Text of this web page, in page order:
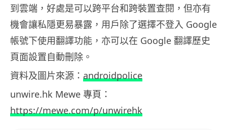
到雲端，好處是可以跨平台和跨裝置查閱，但亦有
機會讓私隱更易暴露，用戶除了選擇不登入 Google
帳號下使用翻譯功能，亦可以在 Google 翻譯歷史
頁面設置自動刪除。
資料及圖片來源： androidpolice
unwire.hk Mewe 專頁：
https://mewe.com/p/unwirehk